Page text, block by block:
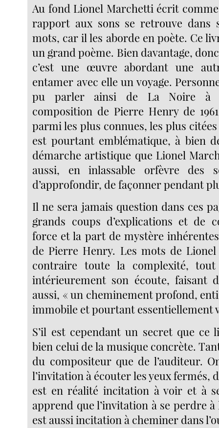
Au fond Lionel Marchetti écrit
rapport aux sons se retrouve dans
mots, car il les aborde en poète. Ce
un grand poème. Bien davantage,
c’est une œuvre abordant une
entamer avec elle un voyage.
pu parler ainsi de La Noire à
composition de Pierre Henry de
parmi les plus connues, les plus
est pourtant emblématique, à bien
démarche artistique que Lionel
aussi, en inlassable orfèvre des
d’approfondir, de façonner pendant
Il ne sera jamais question dans ces
grands coups d’explications et de
force et la part de mystère
de Pierre Henry. Les mots de
contraire toute la complexité, tout
intérieurement son écoute, faisant
aussi, « un cheminement profond,
immobile et pourtant essentiellement
S’il est cependant un secret que ce
bien celui de la musique concrète.
du compositeur que de l’auditeur.
l’invitation à écouter les yeux fermés,
est en réalité incitation à voir et à
apprend que l’invitation à se perdre
est aussi incitation à cheminer dans